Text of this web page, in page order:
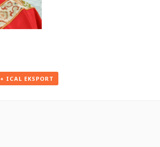
+ ICAL EKSPORT